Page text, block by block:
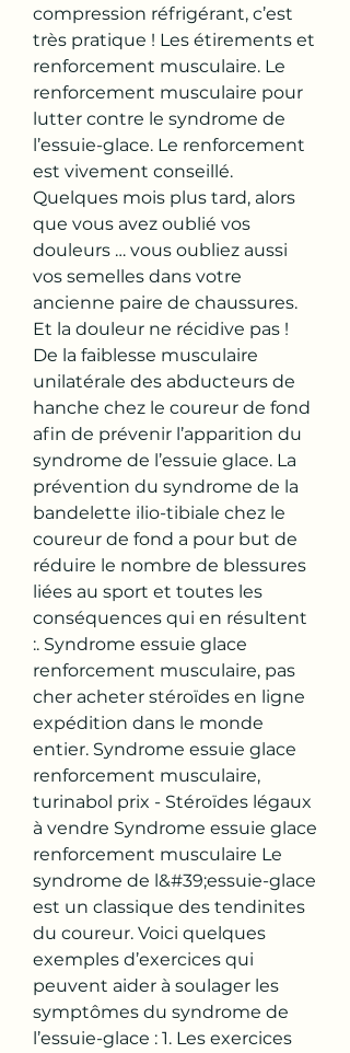
compression réfrigérant, c’est
très pratique ! Les étirements et
renforcement musculaire. Le
renforcement musculaire pour
lutter contre le syndrome de
l’essuie-glace. Le renforcement
est vivement conseillé.
Quelques mois plus tard, alors
que vous avez oublié vos
douleurs … vous oubliez aussi
vos semelles dans votre
ancienne paire de chaussures.
Et la douleur ne récidive pas !
De la faiblesse musculaire
unilatérale des abducteurs de
hanche chez le coureur de fond
afin de prévenir l’apparition du
syndrome de l’essuie glace. La
prévention du syndrome de la
bandelette ilio-tibiale chez le
coureur de fond a pour but de
réduire le nombre de blessures
liées au sport et toutes les
conséquences qui en résultent
:. Syndrome essuie glace
renforcement musculaire, pas
cher acheter stéroïdes en ligne
expédition dans le monde
entier. Syndrome essuie glace
renforcement musculaire,
turinabol prix - Stéroïdes légaux
à vendre Syndrome essuie glace
renforcement musculaire Le
syndrome de l&#39;essuie-glace
est un classique des tendinites
du coureur. Voici quelques
exemples d’exercices qui
peuvent aider à soulager les
symptômes du syndrome de
l’essuie-glace : 1. Les exercices